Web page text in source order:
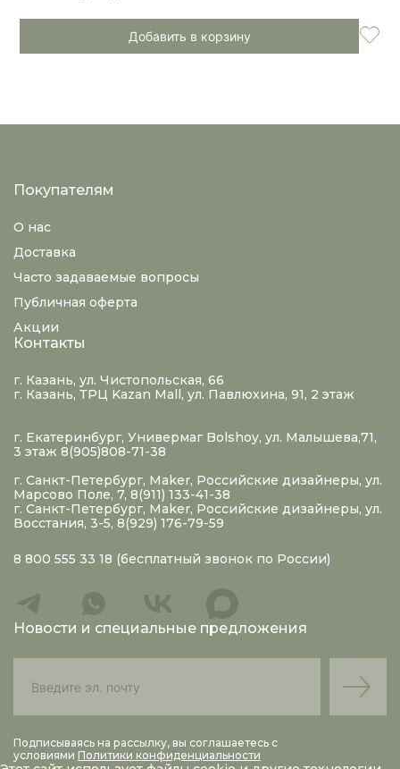
Добавить в корзину
Покупателям
О нас
Доставка
Часто задаваемые вопросы
Публичная оферта
Акции
Контакты
г. Казань, ул. Чистопольская, 66
г. Казань, ТРЦ Kazan Mall, ул. Павлюхина, 91, 2 этаж
г. Екатеринбург, Универмаг Bolshoy, ул. Малышева,71,
3 этаж 8(905)808-71-38
г. Санкт-Петербург, Maker, Российские дизайнеры, ул.
Марсово Поле, 7, 8(911) 133-41-38
г. Санкт-Петербург, Maker, Российские дизайнеры, ул.
Восстания, 3-5, 8(929) 176-79-59
8 800 555 33 18 (бесплатный звонок по России)
Новости и специальные предложения
Подписываясь на рассылку, вы соглашаетесь с
условиями Политики конфиденциальности